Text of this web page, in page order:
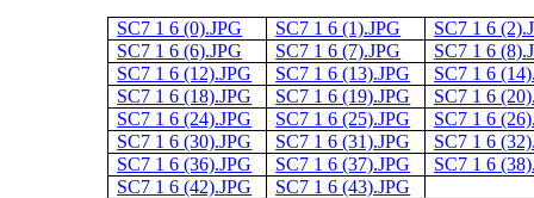
SC7 1 6 (0).JPG SC7 1 6 (1).JPG
SC7 1 6
SC7 1 6 (6).JPG
SC7 1 6 (7).JPG
SC7 1 6
SC7 1 6 (12).JPG
SC7 1 6 (13).JPG
SC7 1 6
SC7 1 6 (18).JPG
SC7 1 6 (19).JPG
SC7 1 6
SC7 1 6 (24).JPG
SC7 1 6 (25).JPG
SC7 1 6
SC7 1 6 (30).JPG
SC7 1 6 (31).JPG
SC7 1 6
SC7 1 6 (36).JPG
SC7 1 6 (37).JPG
SC7 1 6
SC7 1 6 (42).JPG
SC7 1 6 (43).JPG